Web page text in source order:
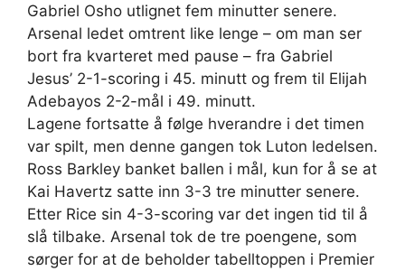
Gabriel Osho utlignet fem minutter senere.
Arsenal ledet omtrent like lenge – om man ser
bort fra kvarteret med pause – fra Gabriel
Jesus’ 2-1-scoring i 45. minutt og frem til Elijah
Adebayos 2-2-mål i 49. minutt.
Lagene fortsatte å følge hverandre i det timen
var spilt, men denne gangen tok Luton ledelsen.
Ross Barkley banket ballen i mål, kun for å se at
Kai Havertz satte inn 3-3 tre minutter senere.
Etter Rice sin 4-3-scoring var det ingen tid til å
slå tilbake. Arsenal tok de tre poengene, som
sørger for at de beholder tabelltoppen i Premier